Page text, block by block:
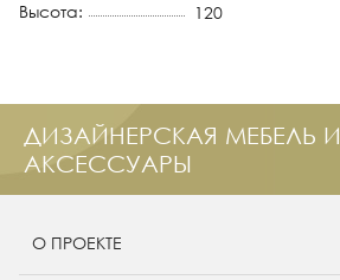
Высота:
120
ДИЗАЙНЕРСКАЯ МЕБЕЛЬ И
АКСЕССУАРЫ
О ПРОЕКТЕ